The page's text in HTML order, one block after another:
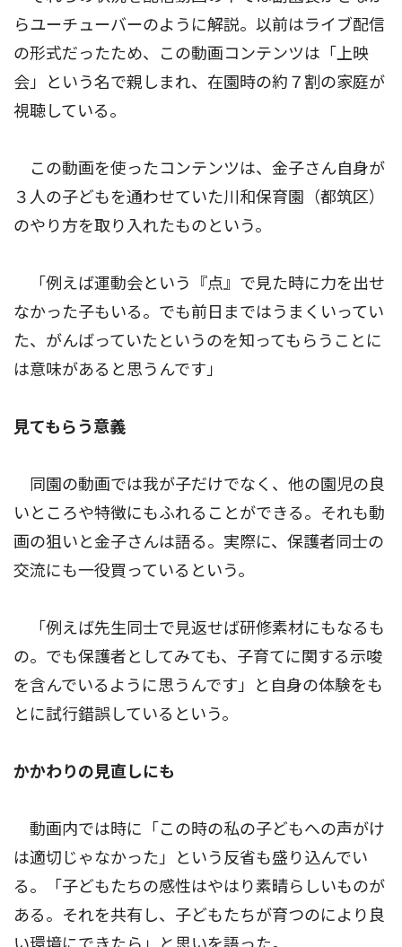
らユーチューバーのように解説。以前はライブ配信
の形式だったため、この動画コンテンツは「上映
会」という名で親しまれ、在園時の約７割の家庭が
視聴している。
この動画を使ったコンテンツは、金子さん自身が
３人の子どもを通わせていた川和保育園（都筑区）
のやり方を取り入れたものという。
「例えば運動会という『点』で見た時に力を出せ
なかった子もいる。でも前日まではうまくいってい
た、がんばっていたというのを知ってもらうことに
は意味があると思うんです」
見てもらう意義
同園の動画では我が子だけでなく、他の園児の良
いところや特徴にもふれることができる。それも動
画の狙いと金子さんは語る。実際に、保護者同士の
交流にも一役買っているという。
「例えば先生同士で見返せば研修素材にもなるも
の。でも保護者としてみても、子育てに関する示唆
を含んでいるように思うんです」と自身の体験をも
とに試行錯誤しているという。
かかわりの見直しにも
動画内では時に「この時の私の子どもへの声がけ
は適切じゃなかった」という反省も盛り込んでい
る。「子どもたちの感性はやはり素晴らしいものが
ある。それを共有し、子どもたちが育つのにより良